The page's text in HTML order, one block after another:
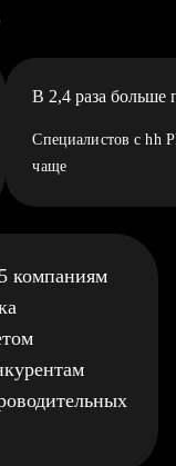
В 2,4 раза больше
Специалистов с hh
чаще
компаниям